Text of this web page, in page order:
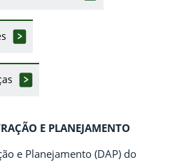
E PLANEJAMENTO
e Planejamento (DAP) do